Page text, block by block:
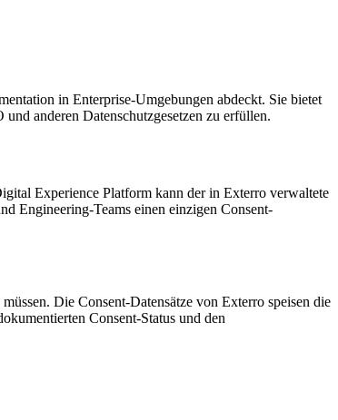
in Enterprise-Umgebungen abdeckt. Sie bietet
anderen Datenschutzgesetzen zu erfüllen.
Experience Platform kann der in Exterro verwaltete
Engineering-Teams einen einzigen Consent-
Die Consent-Datensätze von Exterro speisen die
Consent-Status und den